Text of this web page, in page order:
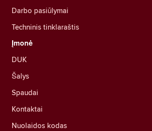
Darbo pasiūlymai
Techninis tinklaraštis
Įmonė
DUK
Šalys
Spaudai
Kontaktai
Nuolaidos kodas